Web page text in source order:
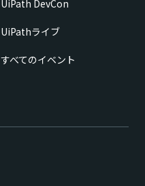
UiPath DevCon
UiPathライブ
すべてのイベント